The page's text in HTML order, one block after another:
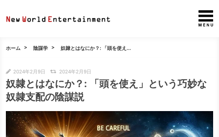
ホーム 陰謀学 奴隷とはなにか？: 「頭を使え...
2024年2月9日 2024年2月9日
奴隷とはなにか？: 「頭を使え」という巧妙な
奴隷支配の陰謀説